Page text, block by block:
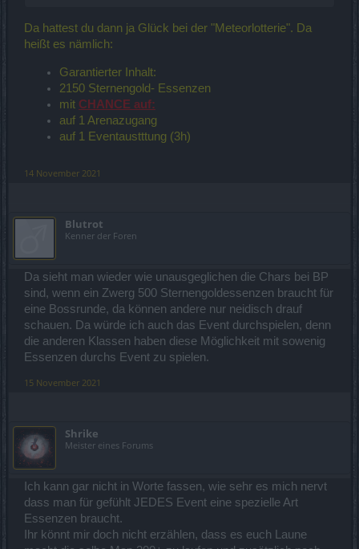
Da hattest du dann ja Glück bei der "Meteorlotterie". Da
heißt es nämlich:
Garantierter Inhalt:
2150 Sternengold- Essenzen
mit CHANCE auf:
auf 1 Arenazugang
auf 1 Eventaustttung (3h)
14 November 2021
Blutrot
Kenner der Foren
Da sieht man wieder wie unausgeglichen die Chars bei BP
sind, wenn ein Zwerg 500 Sternengoldessenzen braucht für
eine Bossrunde, da können andere nur neidisch drauf
schauen. Da würde ich auch das Event durchspielen, denn
die anderen Klassen haben diese Möglichkeit mit sowenig
Essenzen durchs Event zu spielen.
15 November 2021
Shrike
Meister eines Forums
Ich kann gar nicht in Worte fassen, wie sehr es mich nervt
dass man für gefühlt JEDES Event eine spezielle Art
Essenzen braucht.
Ihr könnt mir doch nicht erzählen, dass es euch Laune